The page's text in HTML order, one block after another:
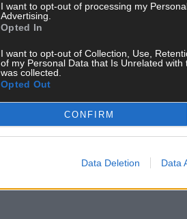
I want to opt-out of processing my
Advertising.
Opted In
I want to opt-out of Collection, Use,
of my Personal Data that Is Unrelated
was collected.
Opted Out
CONFIRM
Data Deletion Data